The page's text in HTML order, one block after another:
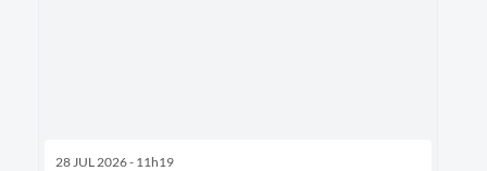
28 JUL 2026 - 11h19